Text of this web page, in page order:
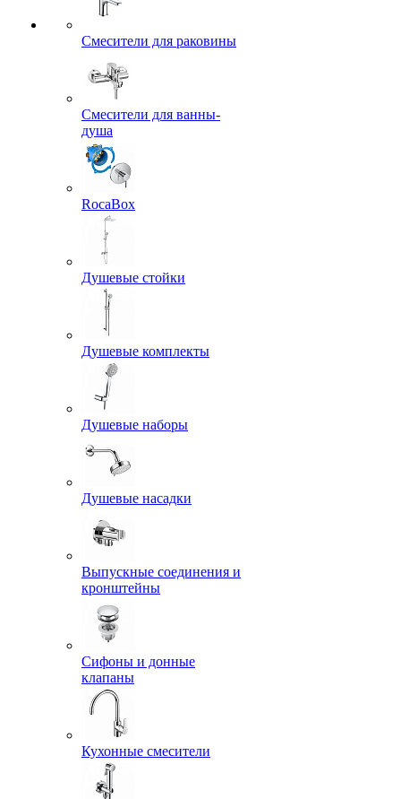
Смесители для раковины
Смесители для ванны-
душа
RocaBox
Душевые стойки
Душевые комплекты
Душевые наборы
Душевые насадки
Выпускные соединения и
кронштейны
Сифоны и донные
клапаны
Кухонные смесители